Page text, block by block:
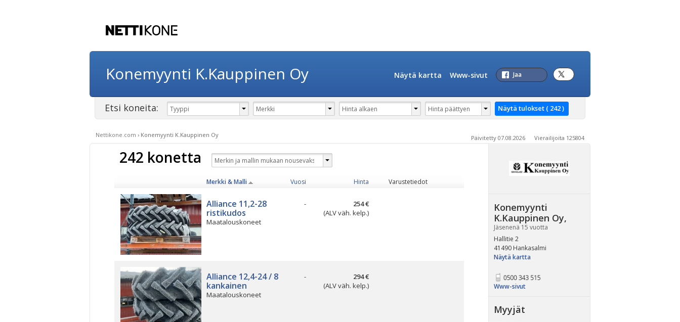
Konemyynti K.Kauppinen Oy Näytä kartta Www-sivut Jaa
Etsi koneita:
Nettikone.com › Konemyynti K.Kauppinen Oy Päivitetty 07.08.2026 Vierailijoita 125804
242 konetta
Merkki & Malli Vuosi Hinta Varustetiedot
Alliance 11,2-28
ristikudos
Maatalouskoneet
-
254 €
(ALV väh. kelp.)
Alliance 12,4-24 / 8
kankainen
Maatalouskoneet
-
294 €
(ALV väh. kelp.)
Konemyynti
K.Kauppinen Oy,
Jäsenenä 15 vuotta
Hallitie 2
41490 Hankasalmi
Näytä kartta
Www-sivut
Myyjät